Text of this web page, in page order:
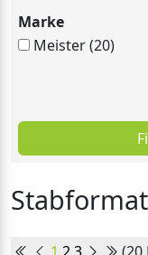
Marke
Meister (20)